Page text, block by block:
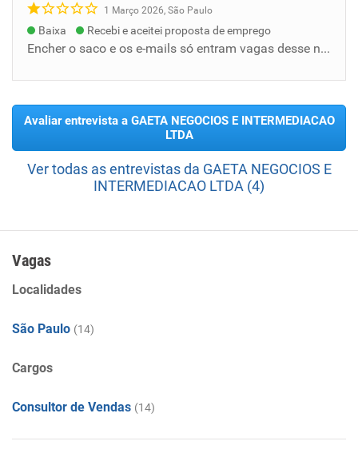
1 Março 2026, São Paulo
Baixa Recebi e aceitei proposta de emprego
Encher o saco e os e-mails só entram vagas desse nível. O pior que a InfoJobs deve estar recebendo alguma coisa. Desse aplicativo não muda d...
Avaliar entrevista a GAETA NEGOCIOS E INTERMEDIACAO
LTDA
Ver todas as entrevistas da GAETA NEGOCIOS E
INTERMEDIACAO LTDA (4)
Vagas
Localidades
São Paulo (14)
Cargos
Consultor de Vendas (14)